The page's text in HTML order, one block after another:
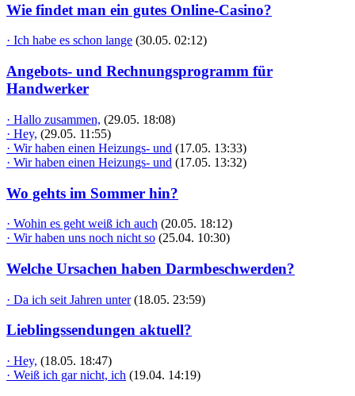
Wie findet man ein gutes Online-Casino?
· Ich habe es schon lange (30.05. 02:12)
Angebots- und Rechnungsprogramm für
Handwerker
· Hallo zusammen, (29.05. 18:08)
· Hey, (29.05. 11:55)
· Wir haben einen Heizungs- und (17.05. 13:33)
· Wir haben einen Heizungs- und (17.05. 13:32)
Wo gehts im Sommer hin?
· Wohin es geht weiß ich auch (20.05. 18:12)
· Wir haben uns noch nicht so (25.04. 10:30)
Welche Ursachen haben Darmbeschwerden?
· Da ich seit Jahren unter (18.05. 23:59)
Lieblingssendungen aktuell?
· Hey, (18.05. 18:47)
· Weiß ich gar nicht, ich (19.04. 14:19)